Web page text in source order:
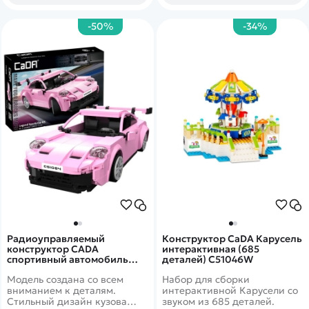
-50%
Радиоуправляемый
конструктор CADA
спортивный автомобиль
масштаб 1:20, 280
элементов - C51084W
Модель создана со всем
вниманием к деталям.
Стильный дизайн кузова
-34%
Конструктор CaDA Карусель
интерактивная (685
деталей) C51046W
Набор для сборки
интерактивной Карусели со
звуком из 685 деталей.